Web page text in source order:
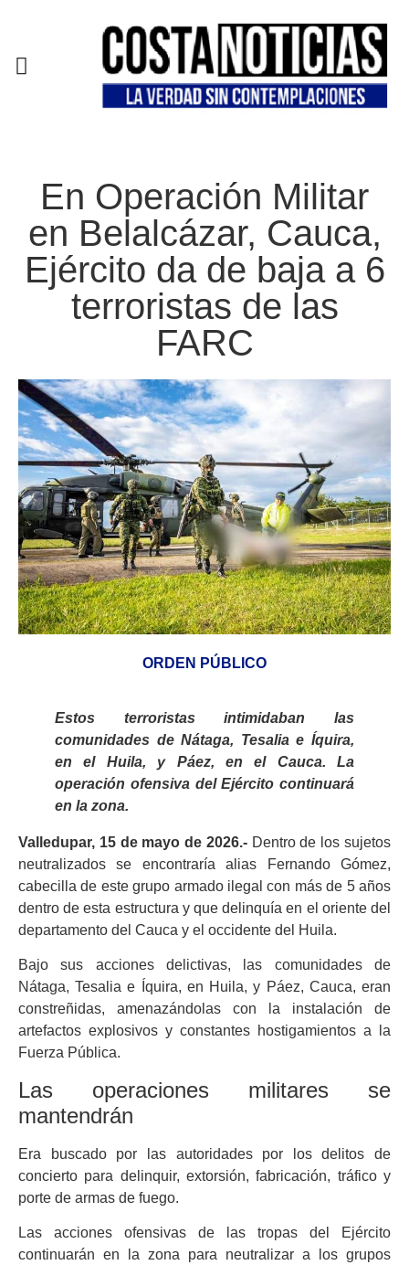
En Operación Militar
en Belalcázar, Cauca,
Ejército da de baja a 6
terroristas de las
FARC
ORDEN PÚBLICO
Estos terroristas intimidaban las
comunidades de Nátaga, Tesalia e Íquira,
en el Huila, y Páez, en el Cauca. La
operación ofensiva del Ejército continuará
en la zona.
Valledupar, 15 de mayo de 2026.- Dentro de los sujetos
neutralizados se encontraría alias Fernando Gómez,
cabecilla de este grupo armado ilegal con más de 5 años
dentro de esta estructura y que delinquía en el oriente del
departamento del Cauca y el occidente del Huila.
Bajo sus acciones delictivas, las comunidades de
Nátaga, Tesalia e Íquira, en Huila, y Páez, Cauca, eran
constreñidas, amenazándolas con la instalación de
artefactos explosivos y constantes hostigamientos a la
Fuerza Pública.
Las operaciones militares se
mantendrán
Era buscado por las autoridades por los delitos de
concierto para delinquir, extorsión, fabricación, tráfico y
porte de armas de fuego.
Las acciones ofensivas de las tropas del Ejército
continuarán en la zona para neutralizar a los grupos